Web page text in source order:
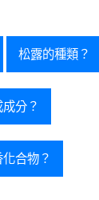
松露的種類？
分？
合物？